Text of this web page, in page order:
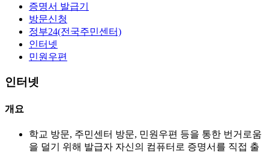
증명서 발급기
방문신청
정부24(전국주민센터)
인터넷
민원우편
인터넷
개요
학교 방문, 주민센터 방문, 민원우편 등을 통한 번거로움
을 덜기 위해 발급자 자신의 컴퓨터로 증명서를 직접 출